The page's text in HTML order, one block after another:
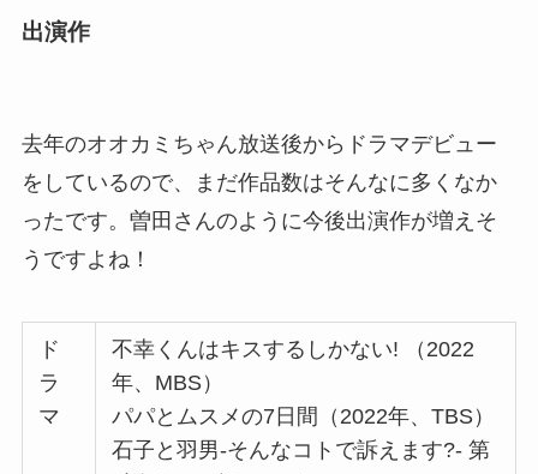
出演作
去年のオオカミちゃん放送後からドラマデビュー
をしているので、まだ作品数はそんなに多くなか
ったです。曽田さんのように今後出演作が増えそ
うですよね！
ド
ラ
マ
不幸くんはキスするしかない! （2022
年、MBS）
パパとムスメの7日間（2022年、TBS）
石子と羽男-そんなコトで訴えます?- 第